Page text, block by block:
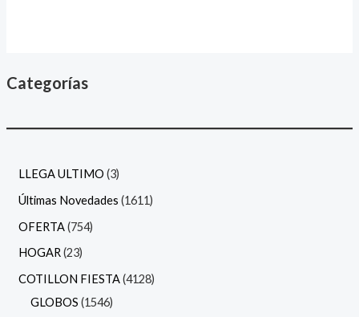
Categorías
LLEGA ULTIMO 3
Últimas Novedades 1611
OFERTA 754
HOGAR 23
COTILLON FIESTA 4128
GLOBOS 1546